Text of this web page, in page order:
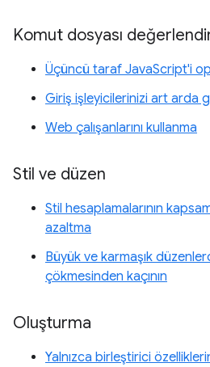
Komut dosyası
Üçüncü taraf JavaScript'i
Giriş işleyicilerinizi art arda
Web çalışanlarını kullanma
Stil ve düzen
Stil hesaplamalarının
azaltma
Büyük ve karmaşık
çökmesinden kaçının
Oluşturma
Yalnızca birleştirici